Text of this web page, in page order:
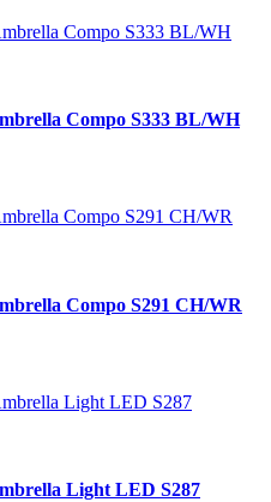
Compo S333 BL/WH
Compo S291 CH/WR
Light LED S287